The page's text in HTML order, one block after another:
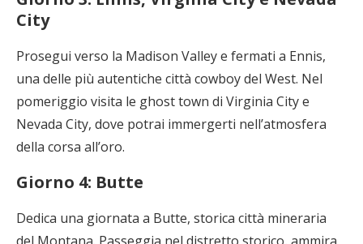
City
Prosegui verso la Madison Valley e fermati a Ennis,
una delle più autentiche città cowboy del West. Nel
pomeriggio visita le ghost town di Virginia City e
Nevada City, dove potrai immergerti nell’atmosfera
della corsa all’oro.
Giorno 4: Butte
Dedica una giornata a Butte, storica città mineraria